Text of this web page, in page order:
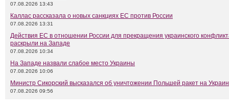
07.08.2026 13:43
Каллас рассказала о новых санкциях ЕС против России
07.08.2026 13:31
Действия ЕС в отношении России для прекращения украинского
раскрыли на Западе
07.08.2026 10:34
На Западе назвали слабое место Украины
07.08.2026 10:06
Министр Сикорский высказался об уничтожении Польшей ракет на
07.08.2026 09:56